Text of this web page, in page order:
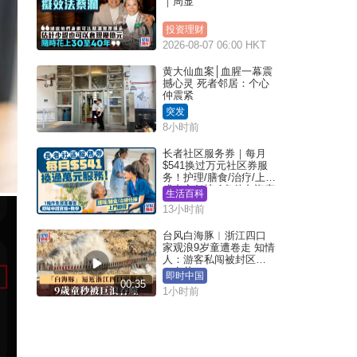
投资理财
2026-08-07 06:00 HKT
黄大仙血案│血腥一幕震
撼心灵 死者邻居：个心
仲震紧
突发
8小时前
长者社区服务券｜每月
$541换过万元社区券服
务！护理/膳食/治疗/上门
或中心任拣 1条件免资产
审查（附申请资格及教
学）
生活百科
13小时前
00:35
台风白海豚︱浙江四口
家观浪9岁童遭卷走 知情
人：游客私闯被封区域
︱有片
即时中国
1小时前